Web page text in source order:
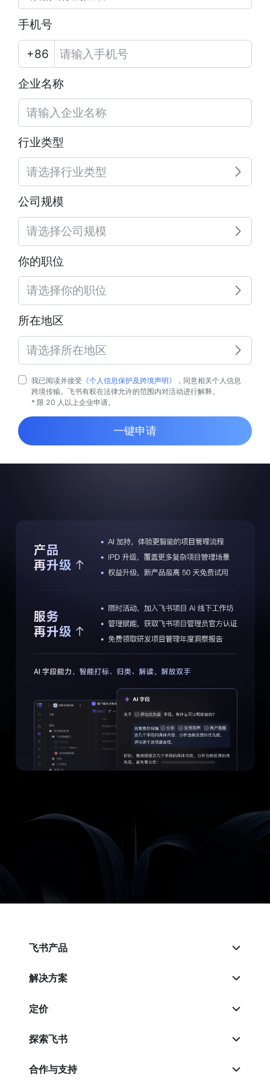
手机号
企业名称
行业类型
请选择行业类型
公司规模
请选择公司规模
你的职位
请选择你的职位
所在地区
请选择所在地区
我已阅读并接受 《个人信息保护及跨境声明》
，同意相关个人信息
跨境传输。飞书有权在法律允许的范围内对活动进行解释。
* 限 20 人以上企业申请。
一键申请
飞书产品
解决方案
定价
探索飞书
合作与支持